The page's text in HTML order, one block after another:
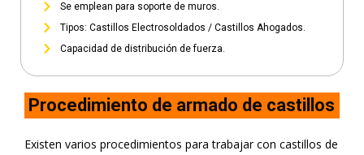
Se emplean para soporte de muros.
Tipos: Castillos Electrosoldados / Castillos Ahogados.
Capacidad de distribución de fuerza.
Procedimiento de armado de castillos
Existen varios procedimientos para trabajar con castillos de